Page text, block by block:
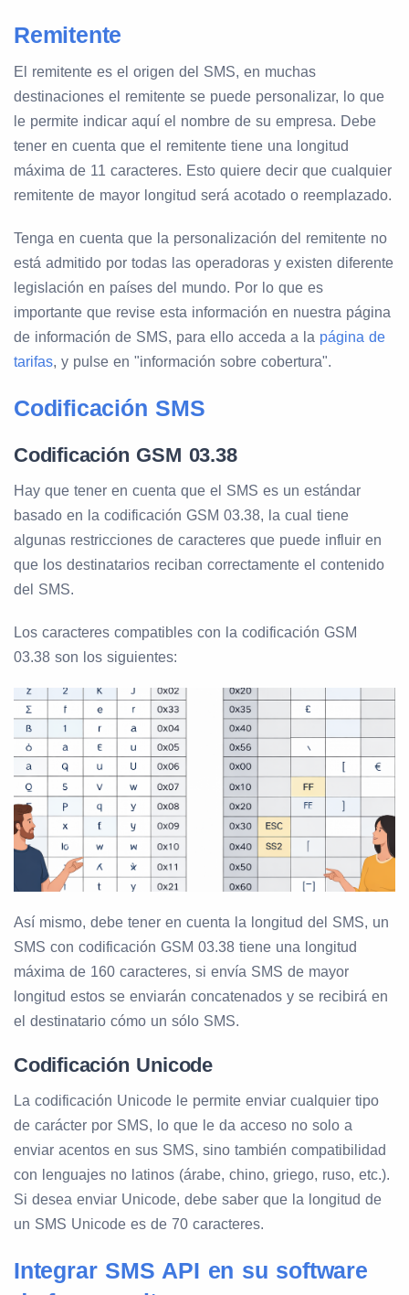
Remitente
El remitente es el origen del SMS, en muchas
destinaciones el remitente se puede personalizar, lo que
le permite indicar aquí el nombre de su empresa. Debe
tener en cuenta que el remitente tiene una longitud
máxima de 11 caracteres. Esto quiere decir que cualquier
remitente de mayor longitud será acotado o reemplazado.
Tenga en cuenta que la personalización del remitente no
está admitido por todas las operadoras y existen diferente
legislación en países del mundo. Por lo que es
importante que revise esta información en nuestra página
de información de SMS, para ello acceda a la página de
tarifas, y pulse en "información sobre cobertura".
Codificación SMS
Codificación GSM 03.38
Hay que tener en cuenta que el SMS es un estándar
basado en la codificación GSM 03.38, la cual tiene
algunas restricciones de caracteres que puede influir en
que los destinatarios reciban correctamente el contenido
del SMS.
Los caracteres compatibles con la codificación GSM
03.38 son los siguientes:
Así mismo, debe tener en cuenta la longitud del SMS, un
SMS con codificación GSM 03.38 tiene una longitud
máxima de 160 caracteres, si envía SMS de mayor
longitud estos se enviarán concatenados y se recibirá en
el destinatario cómo un sólo SMS.
Codificación Unicode
La codificación Unicode le permite enviar cualquier tipo
de carácter por SMS, lo que le da acceso no solo a
enviar acentos en sus SMS, sino también compatibilidad
con lenguajes no latinos (árabe, chino, griego, ruso, etc.).
Si desea enviar Unicode, debe saber que la longitud de
un SMS Unicode es de 70 caracteres.
Integrar SMS API en su software